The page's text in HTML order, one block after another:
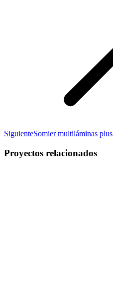
SiguienteProyecto
Somier multiláminas plus
Proyectos relacionados